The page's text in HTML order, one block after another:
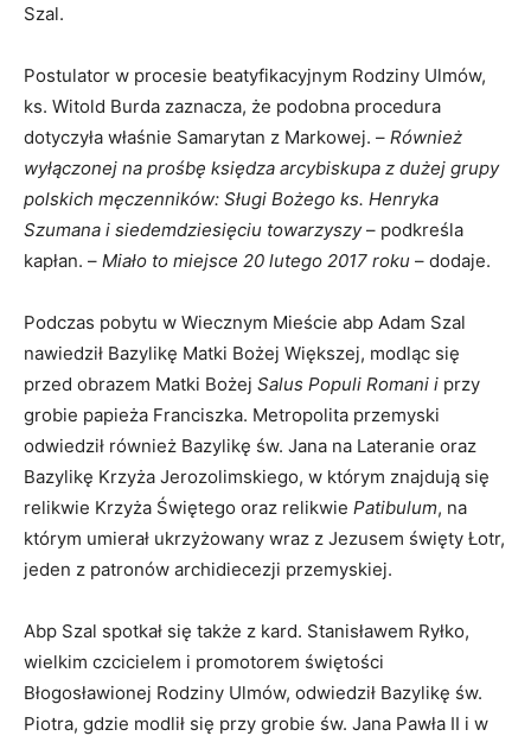
Szal.
Postulator w procesie beatyfikacyjnym Rodziny Ulmów,
ks. Witold Burda zaznacza, że podobna procedura
dotyczyła właśnie Samarytan z Markowej. – Również
wyłączonej na prośbę księdza arcybiskupa z dużej grupy
polskich męczenników: Sługi Bożego ks. Henryka
Szumana i siedemdziesięciu towarzyszy– podkreśla
kapłan. – Miało to miejsce 20 lutego 2017 roku – dodaje.
Podczas pobytu w Wiecznym Mieście abp Adam Szal
nawiedził Bazylikę Matki Bożej Większej, modląc się
przed obrazem Matki Bożej Salus Populi Romani i przy
grobie papieża Franciszka. Metropolita przemyski
odwiedził również Bazylikę św. Jana na Lateranie oraz
Bazylikę Krzyża Jerozolimskiego, w którym znajdują się
relikwie Krzyża Świętego oraz relikwie Patibulum, na
którym umierał ukrzyżowany wraz z Jezusem święty Łotr,
jeden z patronów archidiecezji przemyskiej.
Abp Szal spotkał się także z kard. Stanisławem Ryłko,
wielkim czcicielem i promotorem świętości
Błogosławionej Rodziny Ulmów, odwiedził Bazylikę św.
Piotra, gdzie modlił się przy grobie św. Jana Pawła II i w